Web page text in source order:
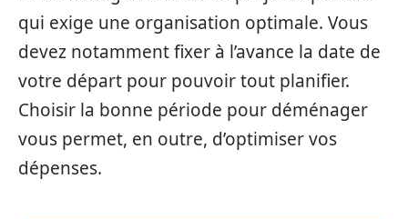
qui exige une organisation optimale. Vous
devez notamment fixer à l’avance la date de
votre départ pour pouvoir tout planifier.
Choisir la bonne période pour déménager
vous permet, en outre, d’optimiser vos
dépenses.